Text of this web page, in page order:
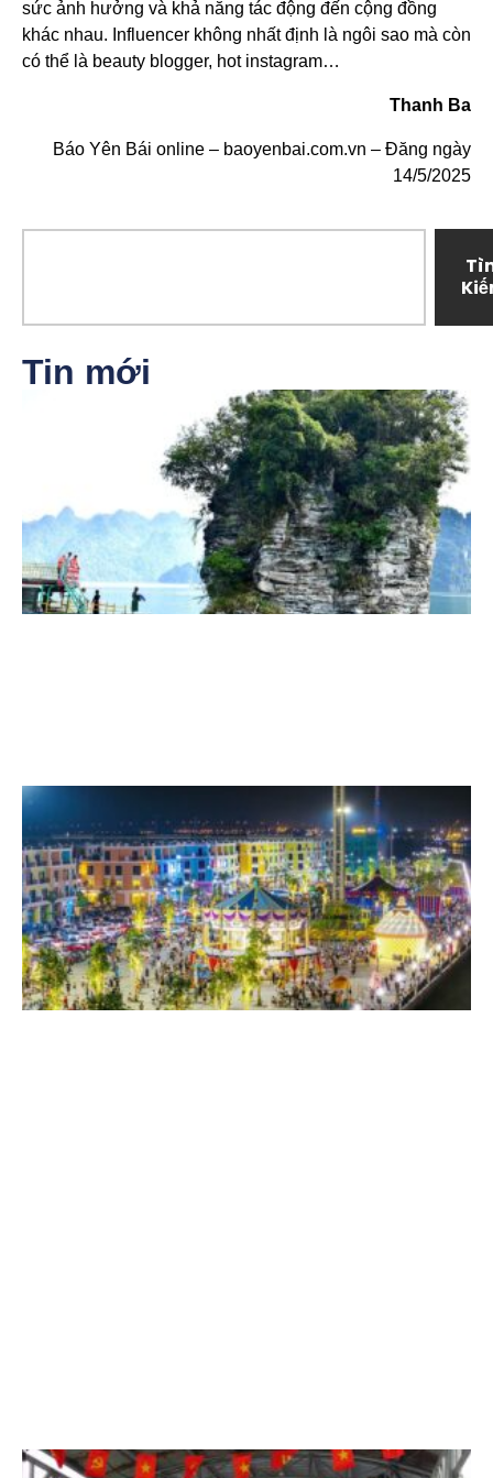
sức ảnh hưởng và khả năng tác động đến cộng đồng
khác nhau. Influencer không nhất định là ngôi sao mà còn
có thể là beauty blogger, hot instagram…
Thanh Ba
Báo Yên Bái online – baoyenbai.com.vn – Đăng ngày
14/5/2025
Tin mới